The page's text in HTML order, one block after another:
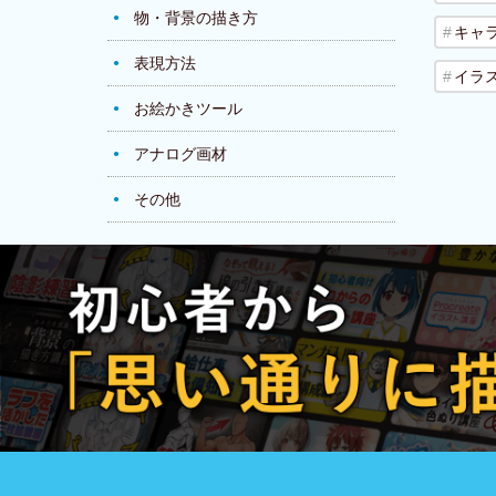
物・背景の描き方
表現方法
お絵かきツール
アナログ画材
その他
キャ
イラ